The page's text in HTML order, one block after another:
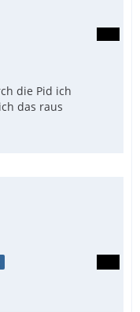
die Pid ich
das raus